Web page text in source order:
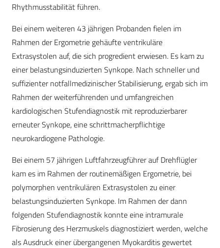
Rhythmusstabilität führen.
Bei einem weiteren 43 jährigen Probanden fielen im
Rahmen der Ergometrie gehäufte ventrikuläre
Extrasystolen auf, die sich progredient erwiesen. Es kam zu
einer belastungsinduzierten Synkope. Nach schneller und
suffizienter notfallmedizinischer Stabilisierung, ergab sich im
Rahmen der weiterführenden und umfangreichen
kardiologischen Stufendiagnostik mit reproduzierbarer
erneuter Synkope, eine schrittmacherpflichtige
neurokardiogene Pathologie.
Bei einem 57 jährigen Luftfahrzeugführer auf Drehflügler
kam es im Rahmen der routinemäßigen Ergometrie, bei
polymorphen ventrikulären Extrasystolen zu einer
belastungsinduzierten Synkope. Im Rahmen der dann
folgenden Stufendiagnostik konnte eine intramurale
Fibrosierung des Herzmuskels diagnostiziert werden, welche
als Ausdruck einer übergangenen Myokarditis gewertet